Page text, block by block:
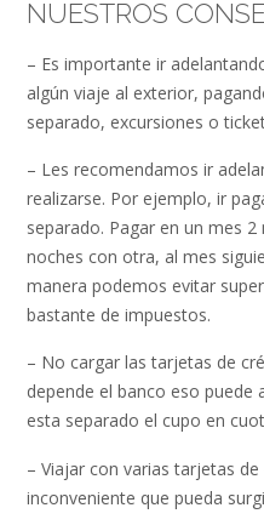
NUESTROS
– Es importante ir
algún viaje al exterior,
separado, excursiones o
– Les recomendamos ir
realizarse. Por ejemplo, ir
separado. Pagar en un mes
noches con otra, al mes
manera podemos evitar
bastante de impuestos.
– No cargar las tarjetas de
depende el banco eso puede
esta separado el cupo en
– Viajar con varias tarjetas
inconveniente que pueda